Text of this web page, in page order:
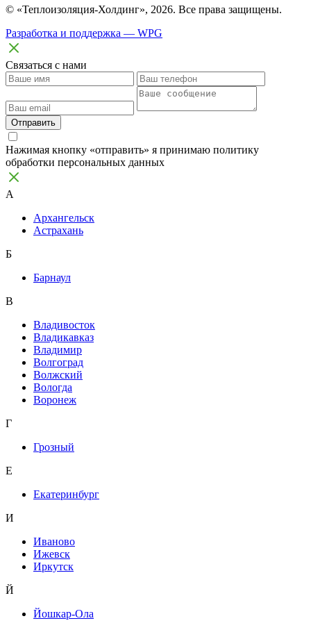
© «Теплоизоляция-Холдинг», 2026. Все права защищены.
Разработка и поддержка — WPG
Связаться с нами
Отправить
Нажимая кнопку «отправить» я принимаю политику
обработки персональных данных
А
Архангельск
Астрахань
Б
Барнаул
В
Владивосток
Владикавказ
Владимир
Волгоград
Волжский
Вологда
Воронеж
Г
Грозный
Е
Екатеринбург
И
Иваново
Ижевск
Иркутск
Й
Йошкар-Ола